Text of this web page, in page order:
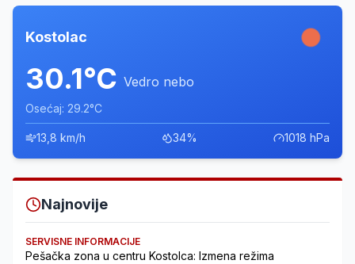
Kostolac
30.1°C Vedro nebo
Osećaj: 29.2°C
13,8 km/h 34% 1018 hPa
Najnovije
SERVISNE INFORMACIJE
Pešačka zona u centru Kostolca: Izmena režima